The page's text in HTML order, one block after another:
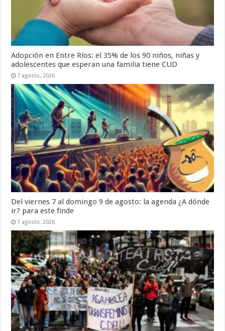
Adopción en Entre Ríos: el 35% de los 90 niños, niñas y
adolescentes que esperan una familia tiene CUD
7 agosto, 2026
Del viernes 7 al domingo 9 de agosto: la agenda ¿A dónde
ir? para este finde
7 agosto, 2026